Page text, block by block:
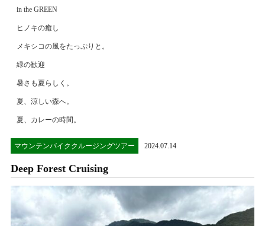
in the GREEN
ヒノキの癒し
メキシコの風をたっぷりと。
緑の歓迎
暑さも夏らしく。
夏、涼しい森へ。
夏、カレーの時間。
マウンテンバイククルージングツアー 2024.07.14
Deep Forest Cruising